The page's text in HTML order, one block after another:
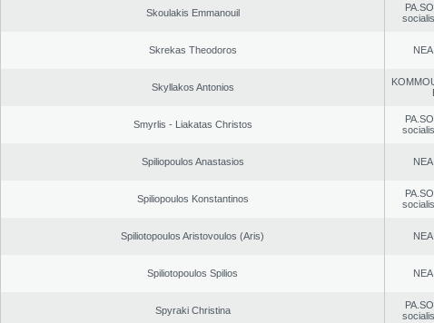
Skoulakis Emmanouil
Skrekas Theodoros
Skyllakos Antonios
Smyrlis - Liakatas Christos
Spiliopoulos Anastasios
Spiliopoulos Konstantinos
Spiliotopoulos Aristovoulos (Aris)
Spiliotopoulos Spilios
Spyraki Christina